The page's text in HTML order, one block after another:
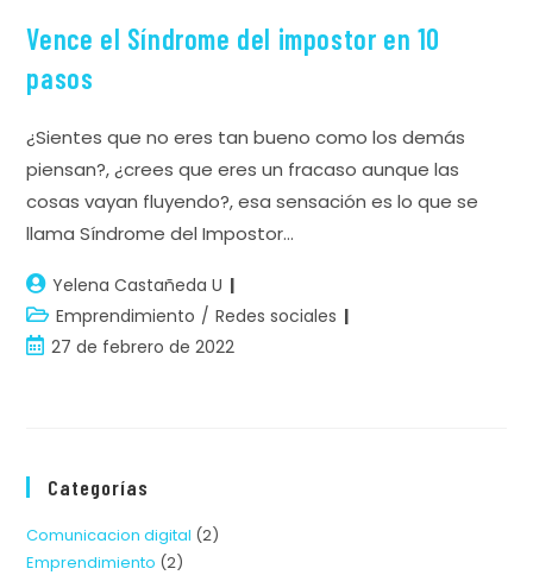
Vence el Síndrome del impostor en 10
pasos
¿Sientes que no eres tan bueno como los demás
piensan?, ¿crees que eres un fracaso aunque las
cosas vayan fluyendo?, esa sensación es lo que se
llama Síndrome del Impostor…
Yelena Castañeda U
Emprendimiento / Redes sociales
27 de febrero de 2022
Categorías
Comunicacion digital (2)
Emprendimiento (2)